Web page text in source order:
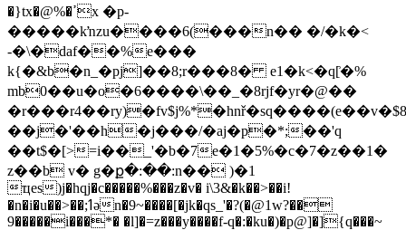
�}tx�@%�ߴx �p-
�����kŉzu����6(���n�� �/�k�<
-�\�daf��%e���
k{�&b�n_�pj]��8;r���8� e1�k<�q[͗�%
mb0��u�o�6����\��_�8rjf�yr�@��
��j�'��h�j���/�aj�p�*;��'q
��t$�[>=i��_'�b�7e�1�5%�c�7�z��1�
z��b v� g�ք�:��:n�� )�1
ҵes)j�hqj�c�����%���z�v� i\3&�k��>��i!
�n�i�u��>��;ߗən�9~����[�jk�qs_'�?(�@1w?��
9�����i���*� �l]�=z���y����f-q�:�ku�)�p@]�]{q���~